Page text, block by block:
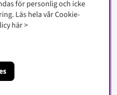
för personlig och icke
Läs hela vår Cookie-
här>